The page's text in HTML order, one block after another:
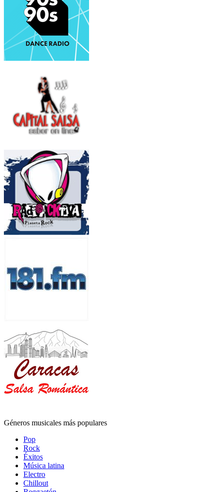
Géneros musicales más populares
Pop
Rock
Éxitos
Música latina
Electro
Chillout